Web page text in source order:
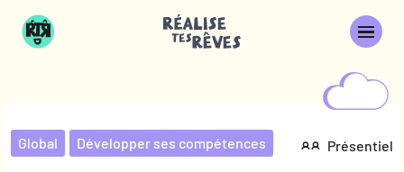
Global Développer ses compétences Présentiel